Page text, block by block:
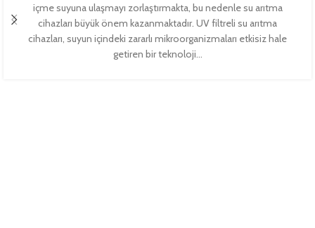
içme suyuna ulaşmayı zorlaştırmakta, bu nedenle su arıtma
cihazları büyük önem kazanmaktadır. UV filtreli su arıtma
cihazları, suyun içindeki zararlı mikroorganizmaları etkisiz hale
getiren bir teknoloji...